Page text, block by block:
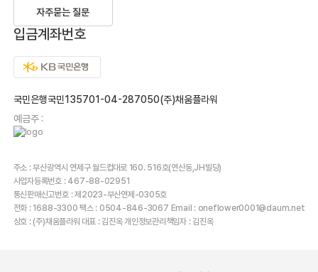
자주묻는 질문
입금계좌번호
국민은행국민135701-04-287050(주)채움플라워
예금주 :
주소 : 부산광역시 연제구 월드컵대로 160. 516호(연산동,JH빌딩)
사업자등록번호 : 467-88-02951
통신판매신고번호 : 제2023-부산연제-0305호
전화 : 1688-3300 팩스 : 0504-846-3067 Email : oneflower0001@daum.net
상호 : (주)채움플라워 대표 : 김진옥 개인정보관리책임자 : 김진옥